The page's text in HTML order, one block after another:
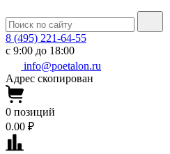
8 (495) 221-64-55
с 9:00 до 18:00
info@poetalon.ru
Адрес скопирован
0 позиций
0.00 ₽